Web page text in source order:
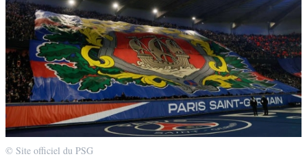
© Site officiel du PSG